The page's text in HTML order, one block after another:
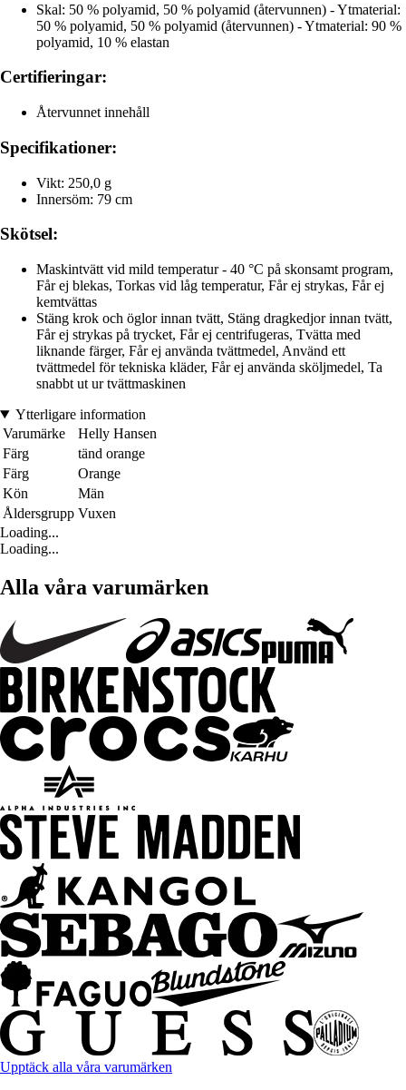
Skal: 50 % polyamid, 50 % polyamid (återvunnen) - Ytmaterial:
50 % polyamid, 50 % polyamid (återvunnen) - Ytmaterial: 90 %
polyamid, 10 % elastan
Certifieringar:
Återvunnet innehåll
Specifikationer:
Vikt: 250,0 g
Innersöm: 79 cm
Skötsel:
Maskintvätt vid mild temperatur - 40 °C på skonsamt program,
Får ej blekas, Torkas vid låg temperatur, Får ej strykas, Får ej
kemtvättas
Stäng krok och öglor innan tvätt, Stäng dragkedjor innan tvätt,
Får ej strykas på trycket, Får ej centrifugeras, Tvätta med
liknande färger, Får ej använda tvättmedel, Använd ett
tvättmedel för tekniska kläder, Får ej använda sköljmedel, Ta
snabbt ut ur tvättmaskinen
Ytterligare information
Varumärke
Helly Hansen
Färg
tänd orange
Färg
Orange
Kön
Män
Åldersgrupp Vuxen
Loading...
Loading...
Alla våra varumärken
Upptäck alla våra varumärken